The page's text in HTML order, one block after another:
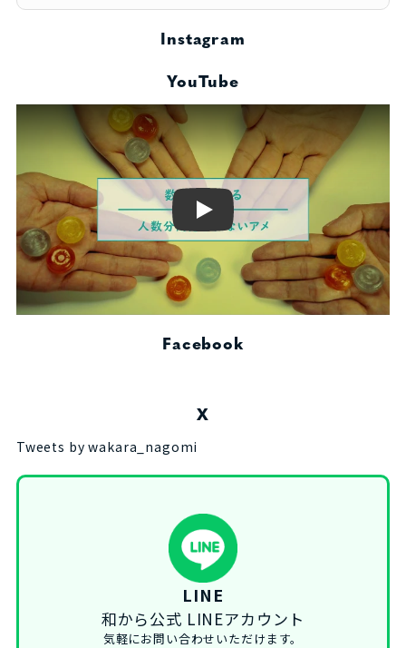
Instagram
YouTube
Play
Facebook
X
Tweets by wakara_nagomi
LINE
和から公式 LINEアカウント
気軽にお問い合わせいただけます。